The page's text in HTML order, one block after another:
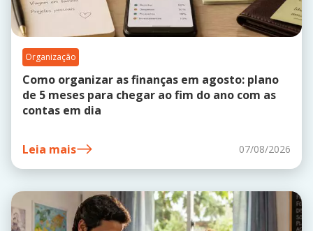
Organização
Como organizar as finanças em agosto: plano
de 5 meses para chegar ao fim do ano com as
contas em dia
Leia mais 07/08/2026